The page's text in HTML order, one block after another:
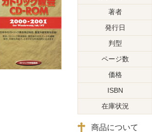
著者
発行日
判型
ページ数
価格
ISBN
在庫状況
商品について